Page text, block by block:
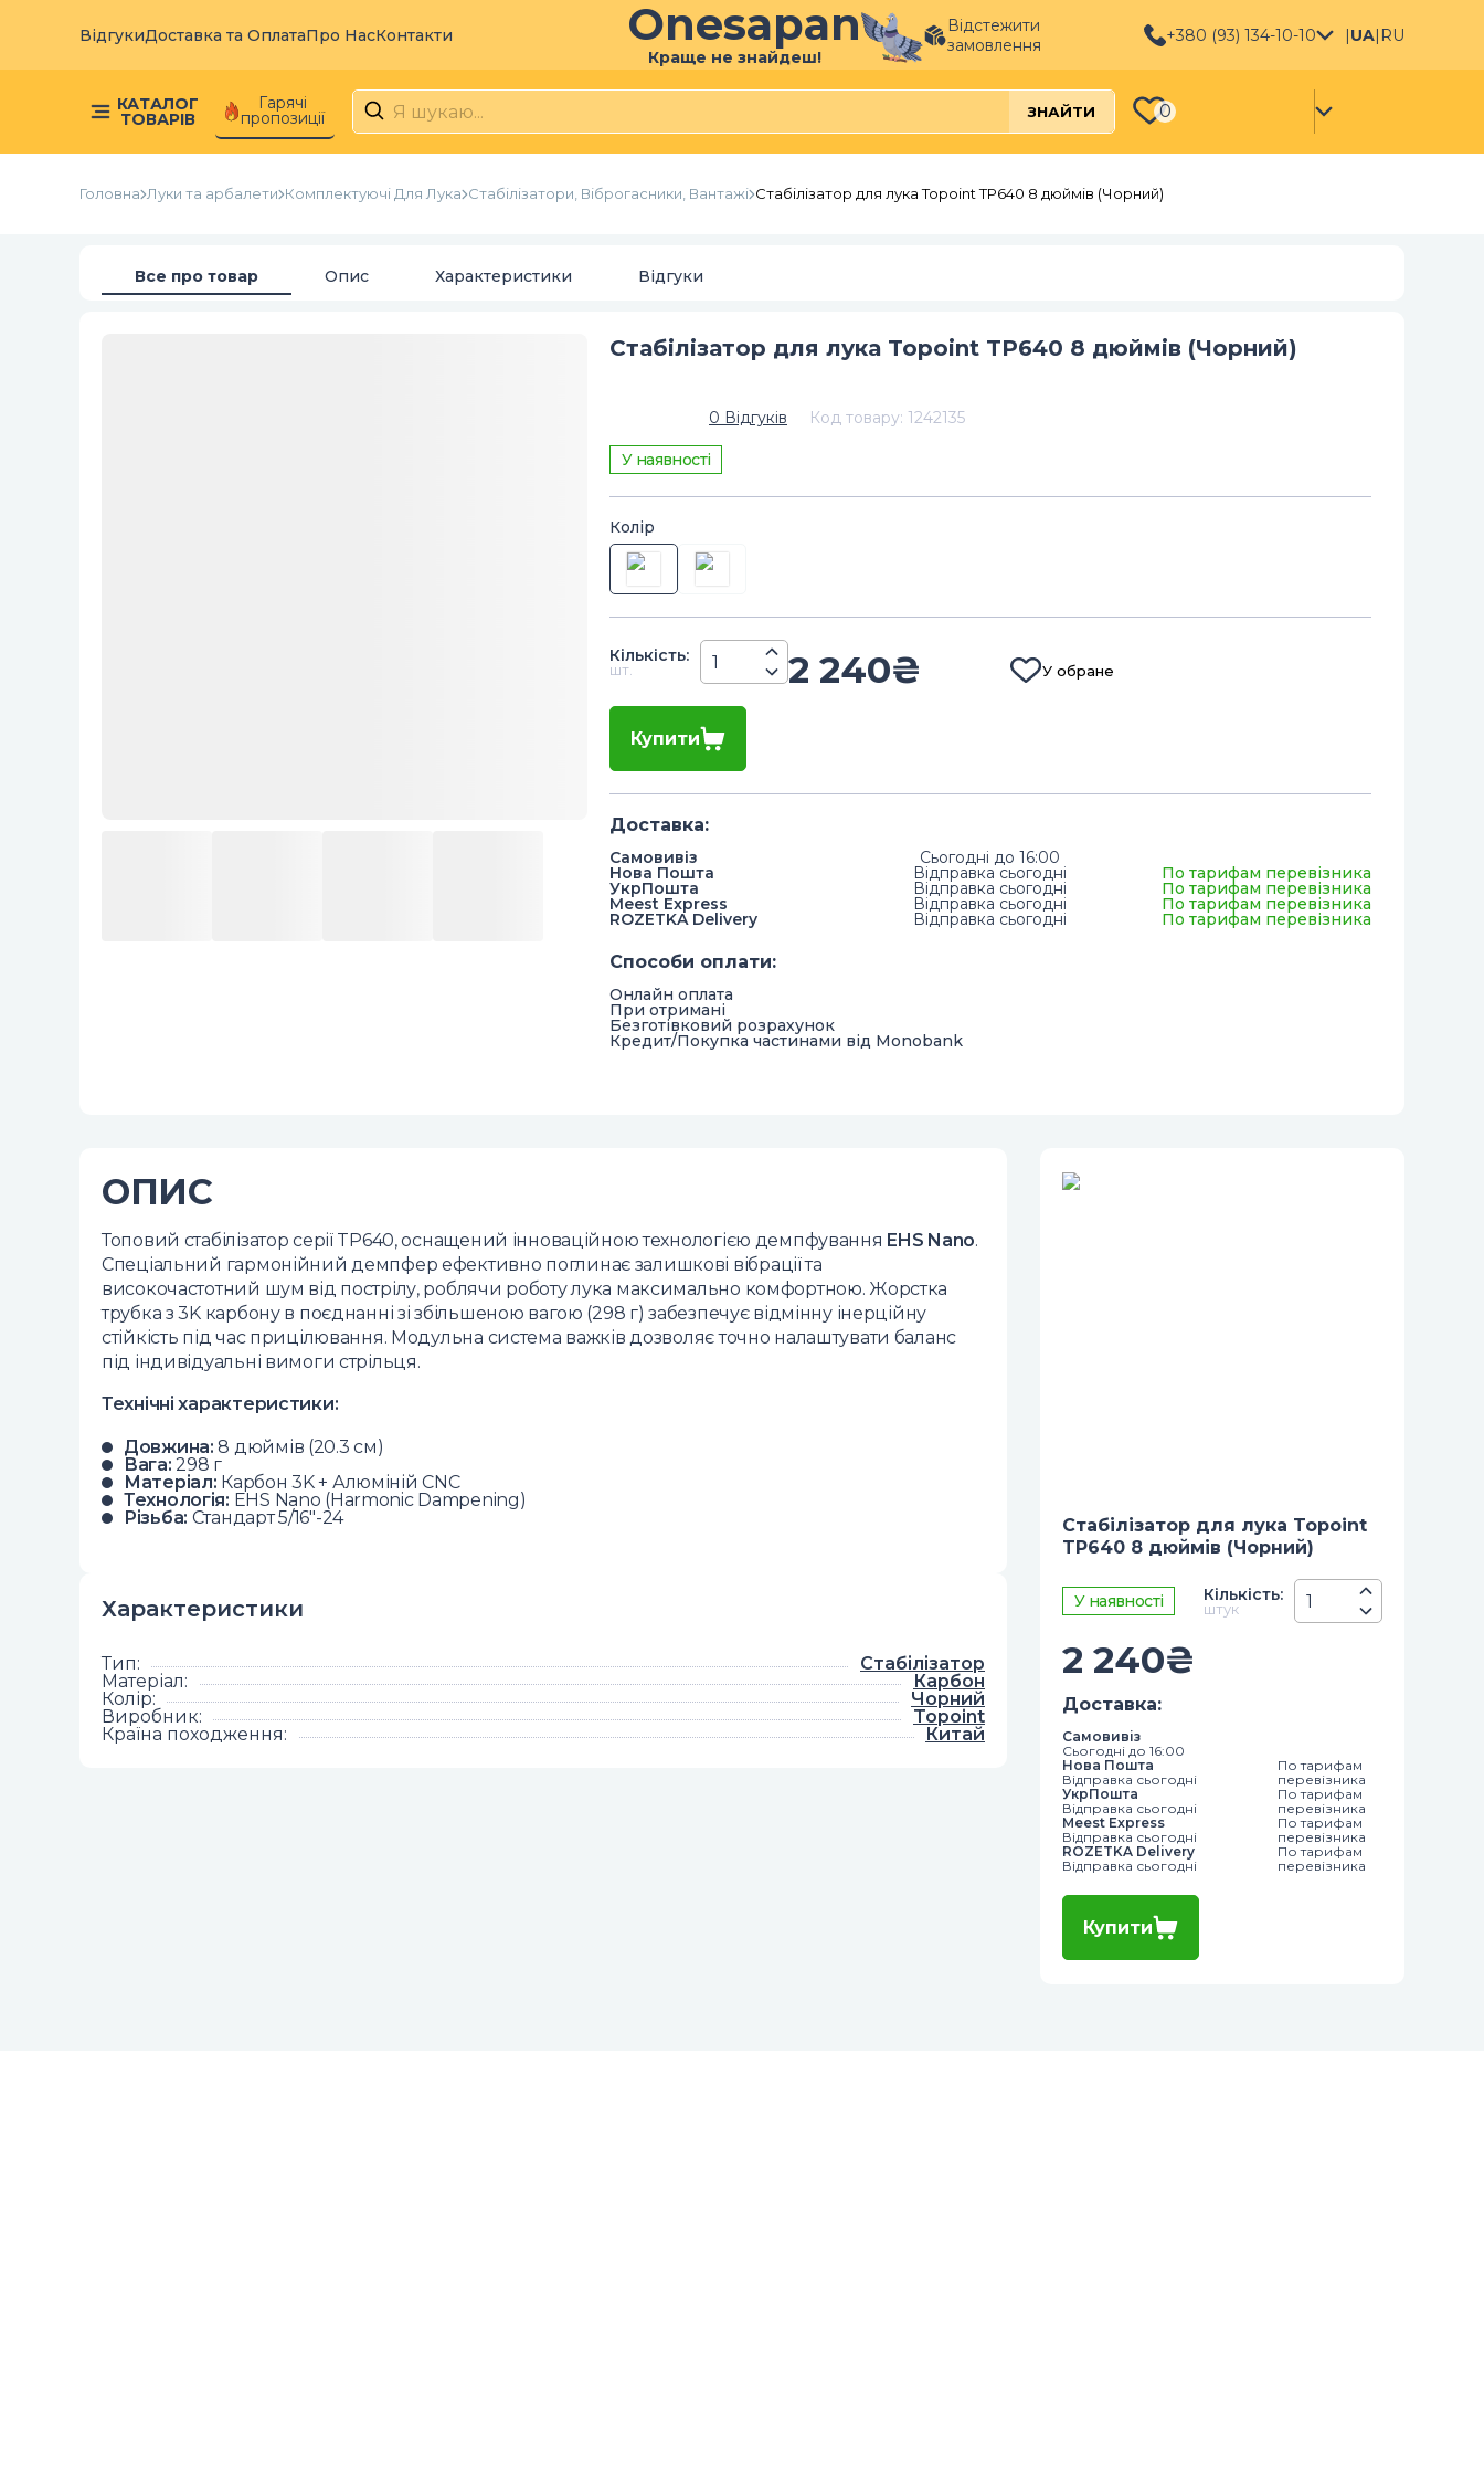
ВідгукиДоставка та ОплатаПро НасКонтакти Onesapan
Краще не знайдеш!
Відстежити
замовлення
+380 (93) 134-10-10 |UA| RU
КАТАЛОГ
ТОВАРІВ
Гарячі
пропозиції ЗНАЙТИ 0
Головна Луки та арбалети Комплектуючі Для Лука Стабілізатори, Віброгасники, Вантажі Стабілізатор для лука Topoint TP640 8 дюймів (Чорний)
Все про товар Опис Характеристики Відгуки
Стабілізатор для лука Topoint TP640 8 дюймів (Чорний)
0 Відгуків Код товару: 1242135
У наявності
Колір
Кiлькiсть:
шт. 2 240₴ У обране
Купити
Доставка:
Самовивіз Сьогодні до 16:00
Нова Пошта Відправка сьогодні По тарифам перевізника
УкрПошта Відправка сьогодні По тарифам перевізника
Meest Express Відправка сьогодні По тарифам перевізника
ROZETKA Delivery Відправка сьогодні По тарифам перевізника
Способи оплати:
Онлайн оплата
При отримані
Безготівковий розрахунок
Кредит/Покупка частинами від Monobank
ОПИС
Топовий стабілізатор серії TP640, оснащений інноваційною технологією демпфування EHS Nano.
Спеціальний гармонійний демпфер ефективно поглинає залишкові вібрації та
високочастотний шум від пострілу, роблячи роботу лука максимально комфортною. Жорстка
трубка з 3K карбону в поєднанні зі збільшеною вагою (298 г) забезпечує відмінну інерційну
стійкість під час прицілювання. Модульна система важків дозволяє точно налаштувати баланс
під індивідуальні вимоги стрільця.
Технічні характеристики:
Довжина: 8 дюймів (20.3 см)
Вага: 298 г
Матеріал: Карбон 3K + Алюміній CNC
Технологія: EHS Nano (Harmonic Dampening)
Різьба: Стандарт 5/16"-24
Характеристики
Тип:
Стабілізатор
Матеріал:
Карбон
Колір:
Чорний
Виробник:
Topoint
Країна походження: Китай
Стабілізатор для лука Topoint
TP640 8 дюймів (Чорний)
У наявності Кiлькiсть:
штук
2 240₴
Доставка:
Самовивіз
Сьогодні до 16:00
Нова Пошта
Відправка сьогодні
По тарифам
перевізника
УкрПошта
Відправка сьогодні
По тарифам
перевізника
Meest Express
Відправка сьогодні
По тарифам
перевізника
ROZETKA Delivery
Відправка сьогодні
По тарифам
перевізника
Купити